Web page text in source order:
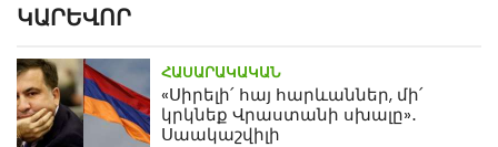
ԿԱՐԵՎՈՐ
ՀԱՍԱՐԱԿԱԿԱՆ
«Սիրելի՛ հայ հարևաններ, մի՛
կրկնեք Վրաստանի սխալը»․
Սաակաշվիլի